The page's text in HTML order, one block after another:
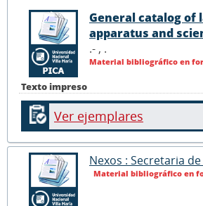
Texto impreso
General catalog of
apparatus and
.- , .
Material bibliográfico en
Ver ejemplares
Nexos : Secretaria
Material bibliográfico en